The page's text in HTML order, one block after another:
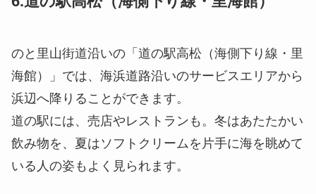
のと里山街道沿いの「道の駅高松（海側下り線・里
海館）」では、海浜道路沿いのサービスエリアから
浜辺へ降りることができます。
道の駅には、売店やレストランも。冬はあたたかい
飲み物を、夏はソフトクリームを片手に海を眺めて
いる人の姿もよく見られます。